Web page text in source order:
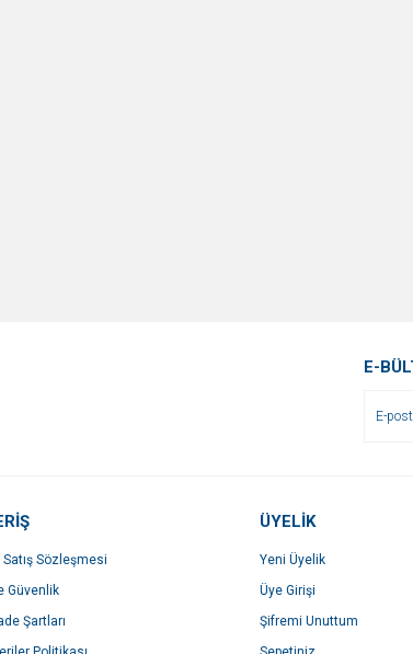
E-
Sözleşmesi
Güvenlik
Şartları
ÜYELİK
Yeni Üyelik
Üye Girişi
Şifremi Unuttum